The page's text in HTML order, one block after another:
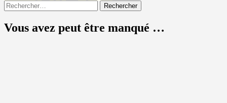
des
publications
Rechercher :
Vous avez peut être manqué …